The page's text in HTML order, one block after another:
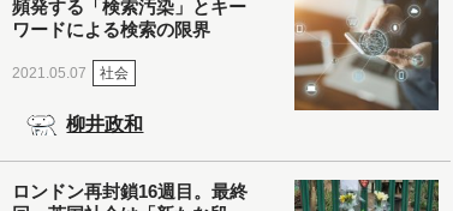
頻発する「検索汚染」とキー
ワードによる検索の限界
2021.05.07 社会
柳井政和
ロンドン再封鎖16週目。最終